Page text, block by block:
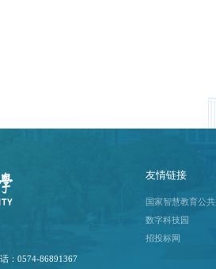
：0574-86891367
友情链接
国家智慧教育公
数字科技园
招投标网